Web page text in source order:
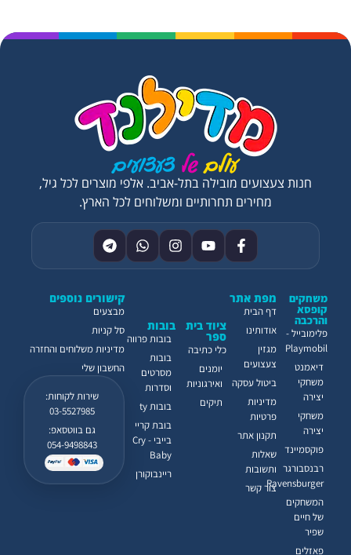
קישורים נוספים
מבצעים
סל קניות
מדיניות משלוחים והחזרה
החשבון שלי
שירות לקוחות:
03-5527985
גם בווטסאפ:
054-9498843
ציוד בית
ספר
כלי כתיבה
יומנים
ואירגוניות
תיקים
בובות
בובות פרווה
בובות
מסרטים
וסדרות
בובות ty
בובת קריי
בייבי - Cry
Baby
ריינבוקורן
משחקים
קופסא
והרכבה
פלימובייל -
Playmobil
דיאמנט
משחקי
יצירה
משחקי
יצירה
פוקסמיינד
רבנסבורגר
Ravensburger
המשחקים
של חיים
שפיר
פאזלים
מפת אתר
דף הבית
אודותינו
מגזין
צעצועים
ביטול עסקה
מדיניות
פרטיות
תקנון אתר
שאלות
ותשובות
צור קשר
חנות צעצועים מובילה בתל-אביב. אלפי מוצרים לכל גיל,
מחירים תחרותיים ומשלוחים לכל הארץ.